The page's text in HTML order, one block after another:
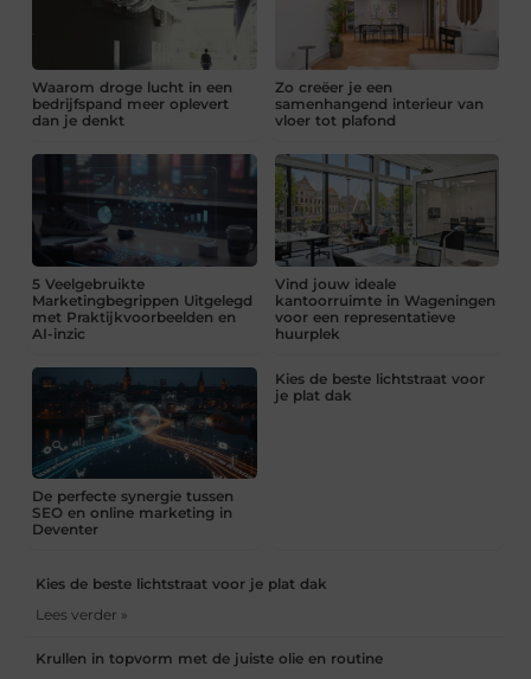
Waarom droge lucht in een
bedrijfspand meer oplevert
dan je denkt
Zo creëer je een
samenhangend interieur van
vloer tot plafond
5 Veelgebruikte
Marketingbegrippen Uitgelegd
met Praktijkvoorbeelden en
AI-inzic
Vind jouw ideale
kantoorruimte in Wageningen
voor een representatieve
huurplek
De perfecte synergie tussen
SEO en online marketing in
Deventer
Kies de beste lichtstraat voor
je plat dak
Kies de beste lichtstraat voor je plat dak
Lees verder »
Krullen in topvorm met de juiste olie en routine